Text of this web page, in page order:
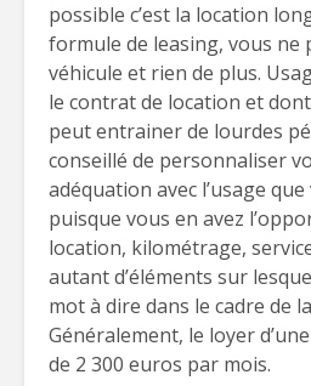
possible c’est la location
formule de leasing, vous ne
véhicule et rien de plus.
le contrat de location et
peut entrainer de lourdes
conseillé de personnaliser
adéquation avec l’usage
puisque vous en avez
location, kilométrage,
autant d’éléments sur
mot à dire dans le cadre de
Généralement, le loyer
de 2 300 euros par mois.